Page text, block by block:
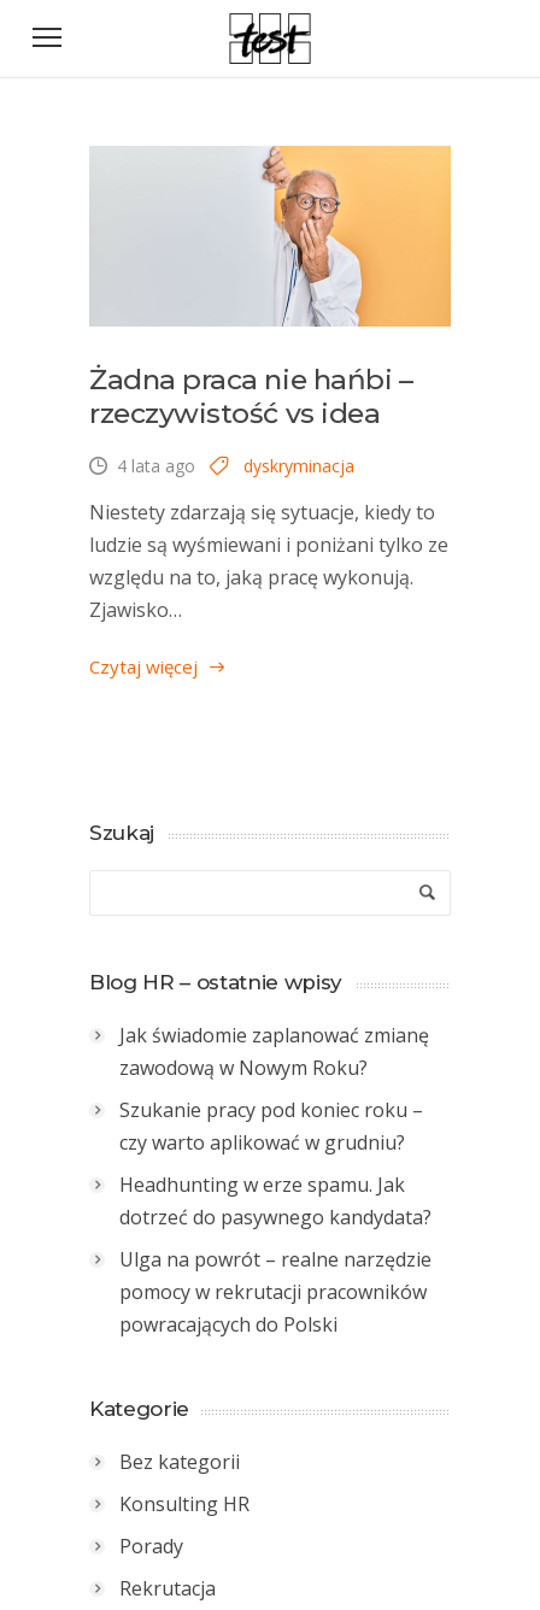
Żadna praca nie hańbi –
rzeczywistość vs idea
4 lata ago dyskryminacja
Niestety zdarzają się sytuacje, kiedy to
ludzie są wyśmiewani i poniżani tylko ze
względu na to, jaką pracę wykonują.
Zjawisko…
Czytaj więcej
Szukaj
Blog HR – ostatnie wpisy
Jak świadomie zaplanować zmianę
zawodową w Nowym Roku?
Szukanie pracy pod koniec roku –
czy warto aplikować w grudniu?
Headhunting w erze spamu. Jak
dotrzeć do pasywnego kandydata?
Ulga na powrót – realne narzędzie
pomocy w rekrutacji pracowników
powracających do Polski
Kategorie
Bez kategorii
Konsulting HR
Porady
Rekrutacja